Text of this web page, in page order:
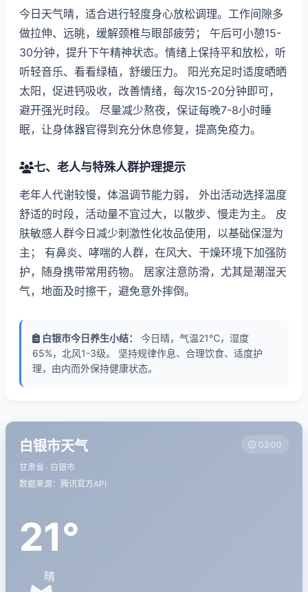
今日天气晴，适合进行轻度身心放松调理。工作间隙多
做拉伸、远眺，缓解颈椎与眼部疲劳； 午后可小憩15-
30分钟，提升下午精神状态。情绪上保持平和放松，听
听轻音乐、看看绿植，舒缓压力。 阳光充足时适度晒晒
太阳，促进钙吸收，改善情绪，每次15-20分钟即可，
避开强光时段。 尽量减少熬夜，保证每晚7-8小时睡
眠，让身体器官得到充分休息修复，提高免疫力。
七、老人与特殊人群护理提示
老年人代谢较慢，体温调节能力弱， 外出活动选择温度
舒适的时段，活动量不宜过大，以散步、慢走为主。 皮
肤敏感人群今日减少刺激性化妆品使用，以基础保湿为
主； 有鼻炎、哮喘的人群，在风大、干燥环境下加强防
护，随身携带常用药物。 居家注意防滑，尤其是潮湿天
气，地面及时擦干，避免意外摔倒。
白银市今日养生小结：
今日晴，气温21℃，湿度
65%，北风1-3级。 坚持规律作息、合理饮食、适度护
理，由内而外保持健康状态。
白银市天气
甘肃省 · 白银市
数据来源：腾讯官方API
02:00
21°
晴